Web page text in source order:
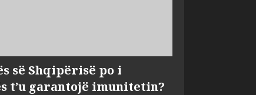
së Shqipërisë po i
t’u garantojë imunitetin?